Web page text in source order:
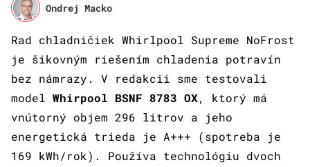
Ondrej Macko
Rad chladničiek Whirlpool Supreme NoFrost
je šikovným riešením chladenia potravín
bez námrazy. V redakcii sme testovali
model Whirpool BSNF 8783 OX, ktorý má
vnútorný objem 296 litrov a jeho
energetická trieda je A+++ (spotreba je
169 kWh/rok). Používa technológiu dvoch